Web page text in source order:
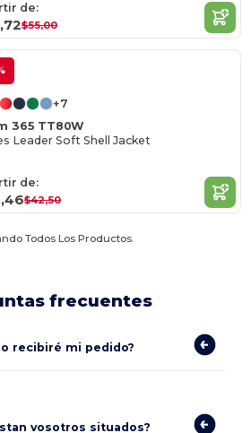
de:
$55,00
+7
365 TT80W
Leader Soft Shell Jacket
de:
$42,50
Todos Los Productos.
frecuentes
recibiré mi pedido?
vosotros situados?